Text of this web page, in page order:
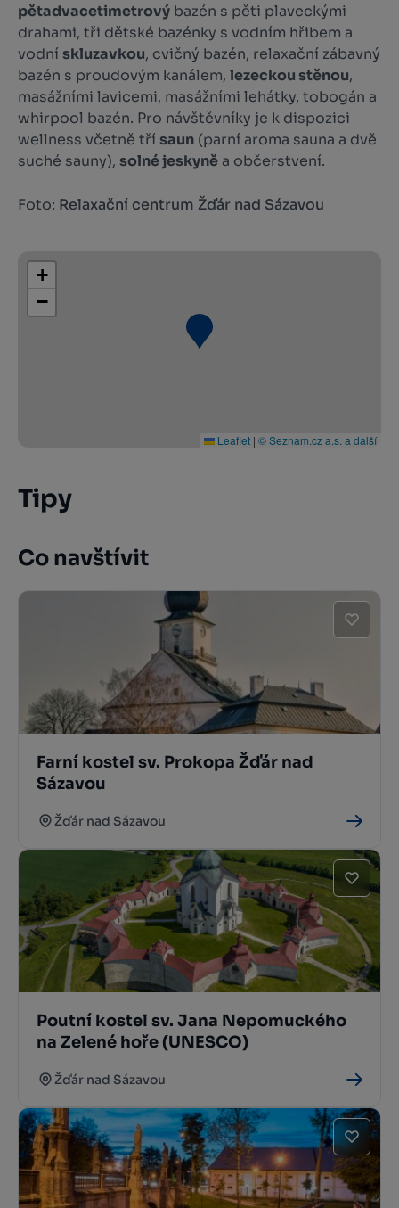
pětadvacetimetrový bazén s pěti plaveckými
drahami, tři dětské bazénky s vodním hřibem a
vodní skluzavkou, cvičný bazén, relaxační zábavný
bazén s proudovým kanálem, lezeckou stěnou,
masážními lavicemi, masážními lehátky, tobogán a
whirpool bazén. Pro návštěvníky je k dispozici
wellness včetně tří saun (parní aroma sauna a dvě
suché sauny), solné jeskyně a občerstvení.
Foto: Relaxační centrum Žďár nad Sázavou
+
−
Leaflet | © Seznam.cz a.s. a další
Tipy
Co navštívit
Farní kostel sv. Prokopa Žďár nad
Sázavou
Žďár nad Sázavou
Poutní kostel sv. Jana Nepomuckého
na Zelené hoře (UNESCO)
Žďár nad Sázavou